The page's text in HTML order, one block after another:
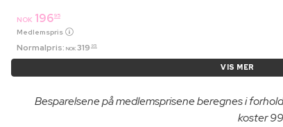
NOK 19695
Medlemspris
Normalpris: NOK 319 95
VIS MER
Besparelsene på medlemsprisene beregnes i
koster